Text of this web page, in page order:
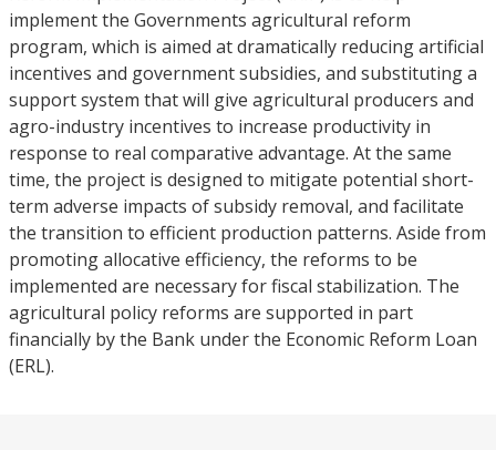
implement the Governments agricultural reform
program, which is aimed at dramatically reducing artificial
incentives and government subsidies, and substituting a
support system that will give agricultural producers and
agro-industry incentives to increase productivity in
response to real comparative advantage. At the same
time, the project is designed to mitigate potential short-
term adverse impacts of subsidy removal, and facilitate
the transition to efficient production patterns. Aside from
promoting allocative efficiency, the reforms to be
implemented are necessary for fiscal stabilization. The
agricultural policy reforms are supported in part
financially by the Bank under the Economic Reform Loan
(ERL).